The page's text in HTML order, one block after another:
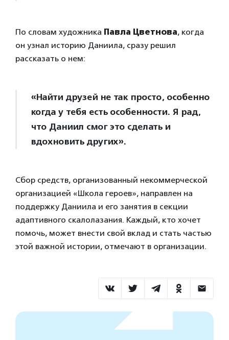
По словам художника Павла Цветнова, когда
он узнал историю Даниила, сразу решил
рассказать о нем:
«Найти друзей не так просто, особенно
когда у тебя есть особенности. Я рад,
что Даниил смог это сделать и
вдохновить других».
Сбор средств, организованный некоммерческой
организацией «Школа героев», направлен на
поддержку Даниила и его занятия в секции
адаптивного скалолазания. Каждый, кто хочет
помочь, может внести свой вклад и стать частью
этой важной истории, отмечают в организации.